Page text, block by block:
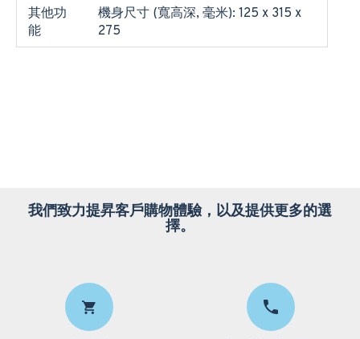
其他功
能
機身尺寸 (寬高深, 毫米): 125 x 315 x
275
我們致力提昇客戶購物體驗，以及提供更多的選
擇。